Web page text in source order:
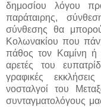
δημοσίου λόγου
παράταιρης,
σύνθεσης θα
Κολωνακίου που
πάθος τον Καμίνη ή
αρετές του
γραφικές
νοσταλγοί του
συνταγματολόγους